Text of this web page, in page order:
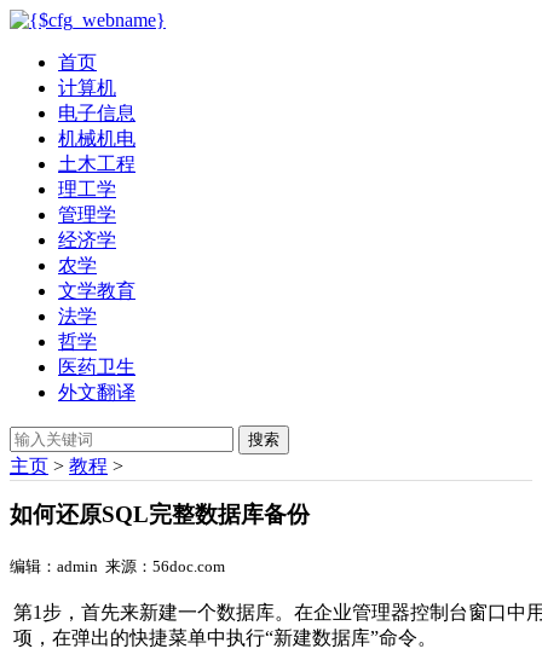
首页
计算机
电子信息
机械机电
土木工程
理工学
管理学
经济学
农学
文学教育
法学
哲学
医药卫生
外文翻译
搜索
主页 > 教程 >
如何还原SQL完整数据库备份
编辑：admin 来源：56doc.com
第1步，首先来新建一个数据库。在企业管理器控制台窗口中
项，在弹出的快捷菜单中执行“新建数据库”命令。